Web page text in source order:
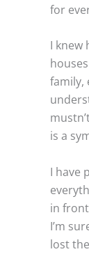
for
I knew
family,
is a
I have
in
I’m
lost